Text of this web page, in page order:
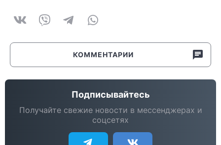
КОММЕНТАРИИ
Подписывайтесь
Получайте свежие новости в мессенджерах и
соцсетях